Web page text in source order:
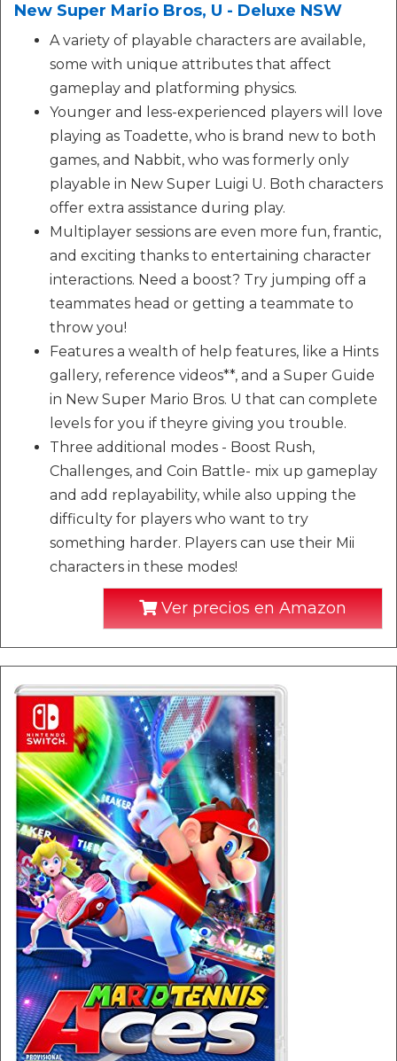
New Super Mario Bros, U - Deluxe NSW
A variety of playable characters are available,
some with unique attributes that affect
gameplay and platforming physics.
Younger and less-experienced players will love
playing as Toadette, who is brand new to both
games, and Nabbit, who was formerly only
playable in New Super Luigi U. Both characters
offer extra assistance during play.
Multiplayer sessions are even more fun, frantic,
and exciting thanks to entertaining character
interactions. Need a boost? Try jumping off a
teammates head or getting a teammate to
throw you!
Features a wealth of help features, like a Hints
gallery, reference videos**, and a Super Guide
in New Super Mario Bros. U that can complete
levels for you if theyre giving you trouble.
Three additional modes - Boost Rush,
Challenges, and Coin Battle- mix up gameplay
and add replayability, while also upping the
difficulty for players who want to try
something harder. Players can use their Mii
characters in these modes!
Ver precios en Amazon